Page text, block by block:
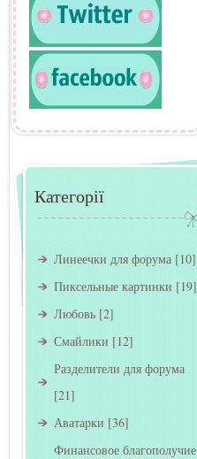
Категорії
Линеечки для форума [10]
Пиксельные картинки [19]
Любовь [2]
Смайлики [12]
Разделители для форума
[21]
Аватарки [36]
Финансовое благополучие